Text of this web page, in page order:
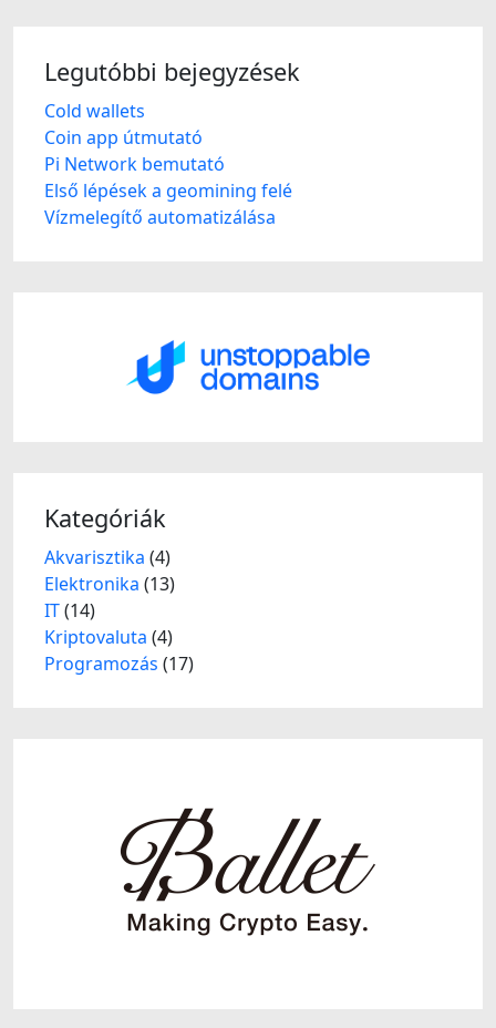
Legutóbbi bejegyzések
Cold wallets
Coin app útmutató
Pi Network bemutató
Első lépések a geomining felé
Vízmelegítő automatizálása
Kategóriák
Akvarisztika (4)
Elektronika (13)
IT(14)
Kriptovaluta (4)
Programozás (17)